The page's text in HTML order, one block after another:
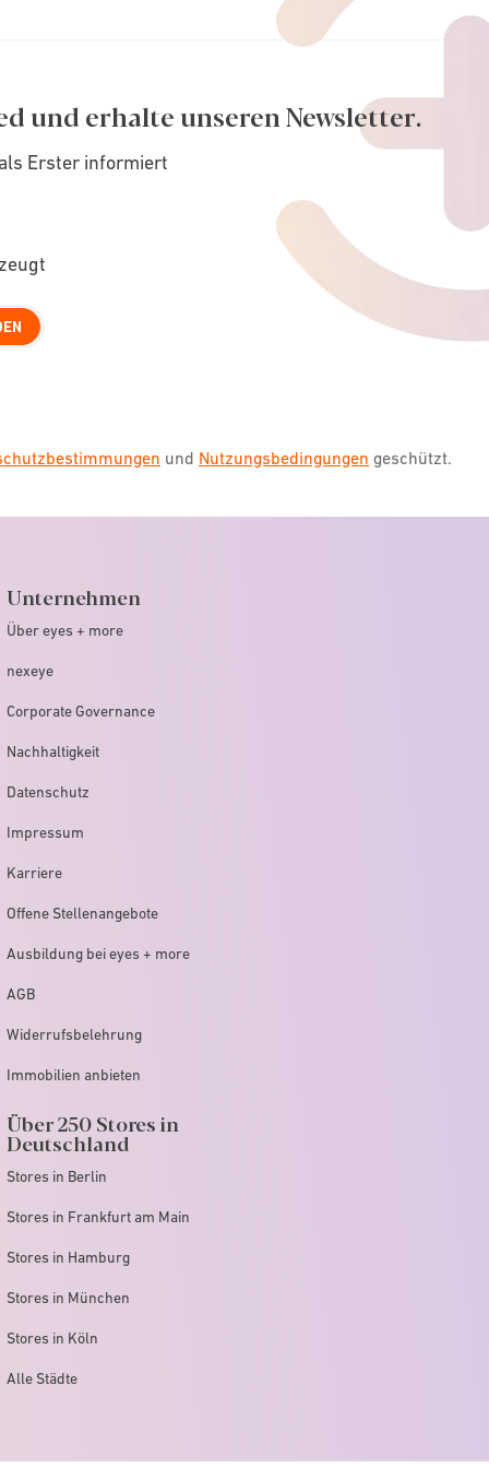
und erhalte unseren Newsletter.
Erster informiert
und Nutzungsbedingungen geschützt.
Unternehmen
Über eyes + more
nexeye
Corporate Governance
Nachhaltigkeit
Datenschutz
Impressum
Karriere
Offene Stellenangebote
Ausbildung bei eyes + more
AGB
Widerrufsbelehrung
Immobilien anbieten
Über 250 Stores in
Deutschland
Stores in Berlin
Stores in Frankfurt am Main
Stores in Hamburg
Stores in München
Stores in Köln
Alle Städte